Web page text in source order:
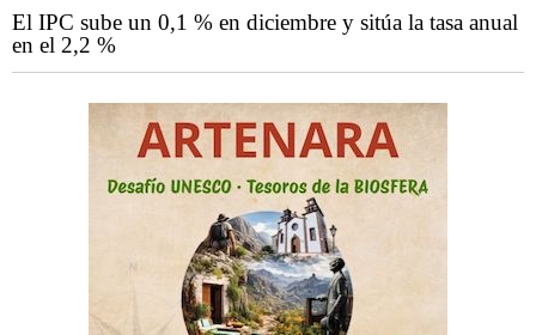
El IPC sube un 0,1 % en diciembre y sitúa la tasa anual
en el 2,2 %